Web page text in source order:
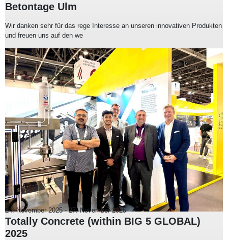
Betontage Ulm
Wir danken sehr für das rege Interesse an unseren innovativen Produkten
und freuen uns auf den we
24. November 2025-27. November 2025
Totally Concrete (within BIG 5 GLOBAL)
2025